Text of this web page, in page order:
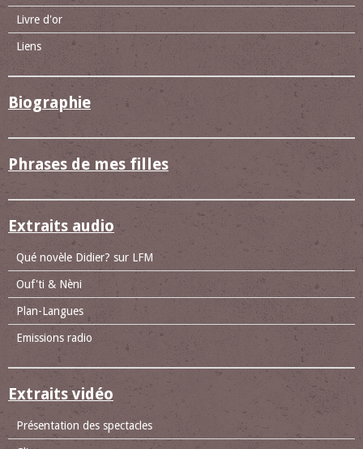
Livre d'or
Liens
Biographie
Phrases de mes filles
Extraits audio
Qué novèle Didier? sur LFM
Ouf'ti & Nèni
Plan-Langues
Emissions radio
Extraits vidéo
Présentation des spectacles